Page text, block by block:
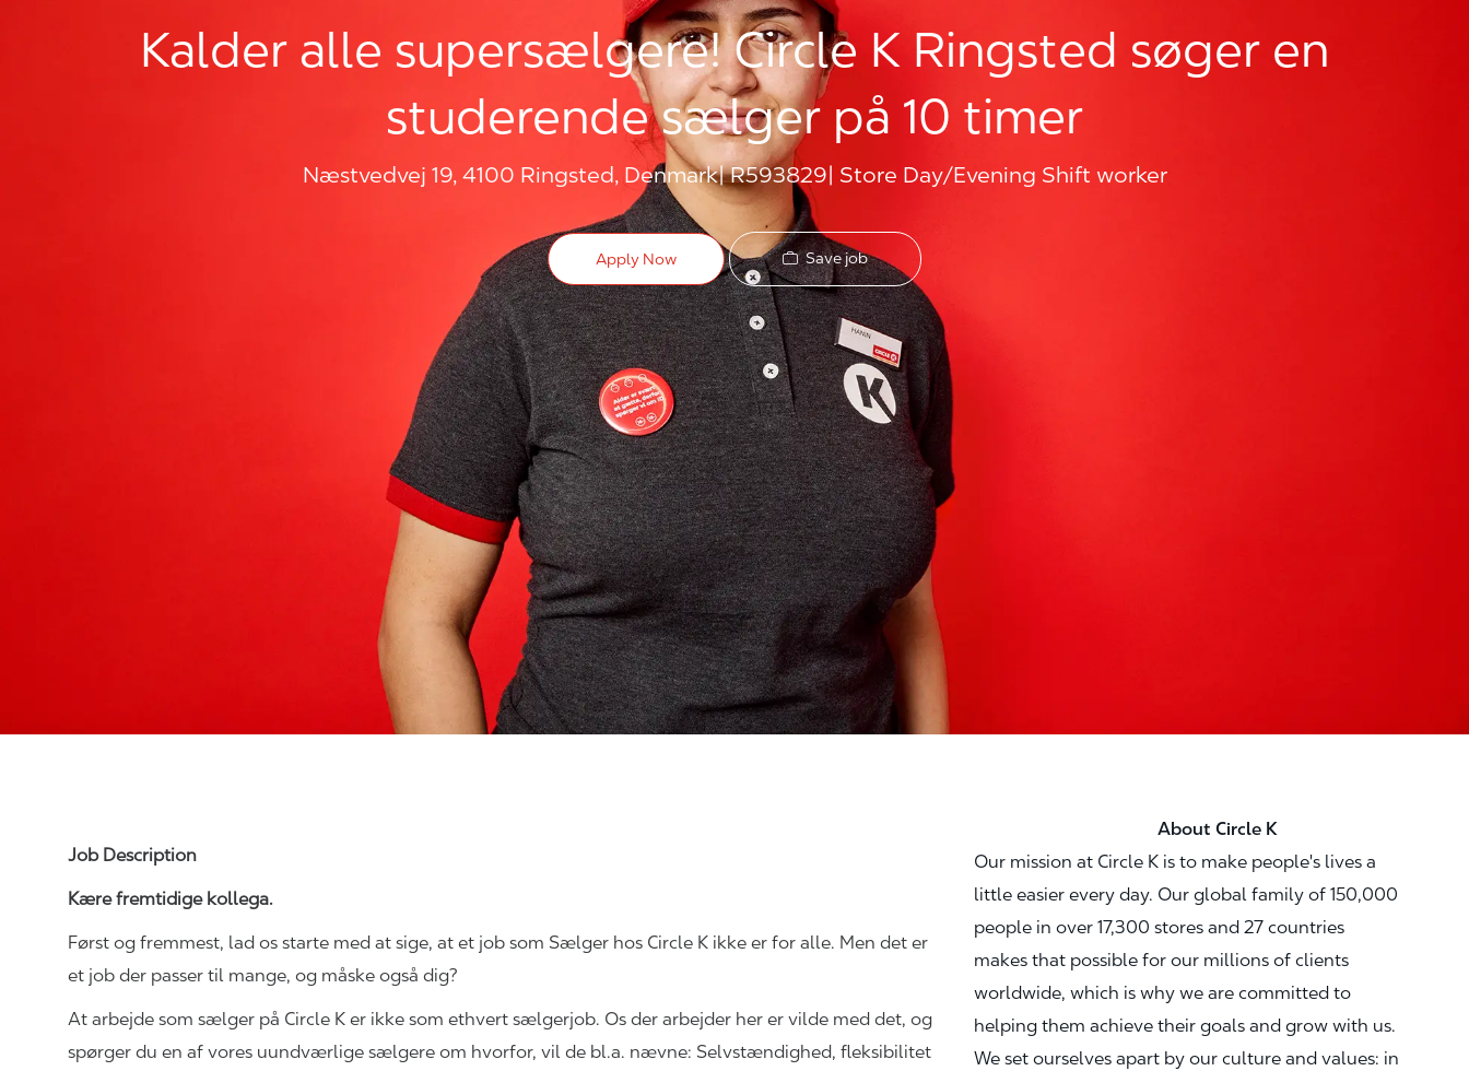
Kalder alle supersælgere! Circle K Ringsted søger en
studerende sælger på 10 timer
Næstvedvej 19, 4100 Ringsted, Denmark R593829 Store Day/Evening Shift worker
Apply Now Save job
Job Description
Kære fremtidige kollega.
Først og fremmest, lad os starte med at sige, at et job som Sælger hos Circle K ikke er for alle. Men det er
et job der passer til mange, og måske også dig?
At arbejde som sælger på Circle K er ikke som ethvert sælgerjob. Os der arbejder her er vilde med det, og
spørger du en af vores uundværlige sælgere om hvorfor, vil de bl.a. nævne: Selvstændighed, fleksibilitet
About Circle K
Our mission at Circle K is to make people's lives a
little easier every day. Our global family of 150,000
people in over 17,300 stores and 27 countries
makes that possible for our millions of clients
worldwide, which is why we are committed to
helping them achieve their goals and grow with us.
We set ourselves apart by our culture and values: in